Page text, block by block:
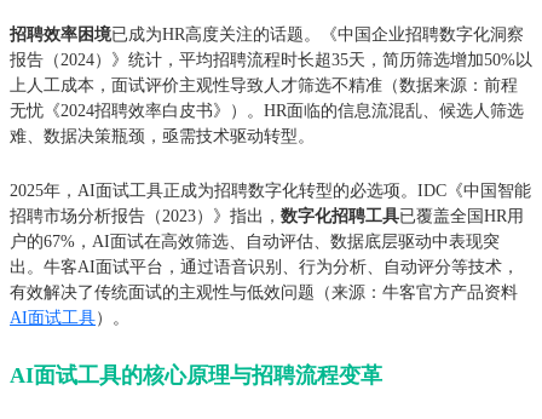
招聘效率困境已成为HR高度关注的话题。《中国企业招聘数字化洞察
报告（2024）》统计，平均招聘流程时长超35天，简历筛选增加50%以
上人工成本，面试评价主观性导致人才筛选不精准（数据来源：前程
无忧《2024招聘效率白皮书》）。HR面临的信息流混乱、候选人筛选
难、数据决策瓶颈，亟需技术驱动转型。
2025年，AI面试工具正成为招聘数字化转型的必选项。IDC《中国智能
招聘市场分析报告（2023）》指出， 数字化招聘工具已覆盖全国HR用
户的67%，AI面试在高效筛选、自动评估、数据底层驱动中表现突
出。牛客AI面试平台，通过语音识别、行为分析、自动评分等技术，
有效解决了传统面试的主观性与低效问题（来源：牛客官方产品资料
AI面试工具）。
AI面试工具的核心原理与招聘流程变革